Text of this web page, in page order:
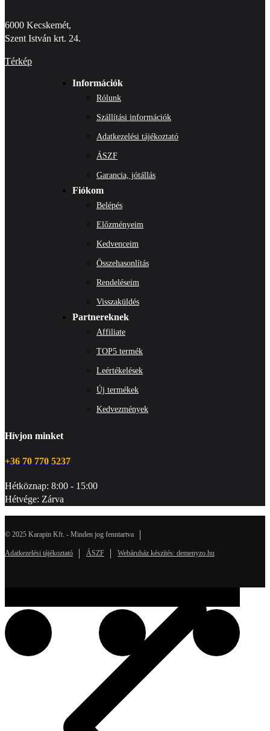
6000 Kecskemét,
Szent István krt. 24.
Térkép
Információk
Rólunk
Szállítási információk
Adatkezelési tájékoztató
ÁSZF
Garancia, jótállás
Fiókom
Belépés
Előzményeim
Kedvenceim
Összehasonlítás
Rendeléseim
Visszaküldés
Partnereknek
Affiliate
TOP5 termék
Leértékelések
Új termékek
Kedvezmények
Hívjon minket
+36 70 770 5237
Hétköznap: 8:00 - 15:00
Hétvége: Zárva
© 2025 Karapin Kft. - Minden jog fenntartva
Adatkezelési tájékoztató ÁSZF Webáruház készítés: demenyzo.hu